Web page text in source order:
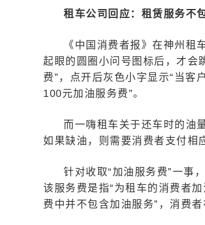
租车公司回应：租赁服务不
《中国消费者报》在神州租
起眼的圆圈小问号图标后，才会
费”，点开后灰色小字显示“当
100元加油服务费”。
而一嗨租车关于还车时的油
如果缺油，则需要消费者支付相
针对收取“加油服务费”一事
该服务费是指“为租车的消费者
费中并不包含加油服务”，消费